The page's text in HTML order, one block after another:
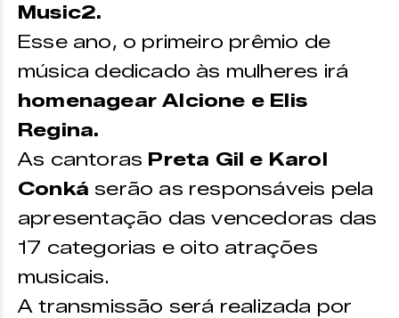
Music2.
Esse ano, o primeiro prêmio de
música dedicado às mulheres irá
homenagear Alcione e Elis
Regina.
As cantoras Preta Gil e Karol
Conká serão as responsáveis pela
apresentação das vencedoras das
17 categorias e oito atrações
musicais.
A transmissão será realizada por